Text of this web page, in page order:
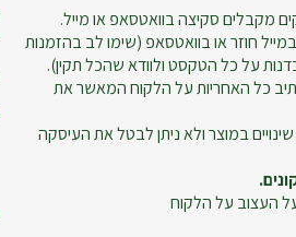
מקבלים סקיצה בוואטסאפ או מייל.
חוזר או בוואטסאפ (שימו לב בהזמנות
על כל הטקסט ולוודא שהכל תקין).
כל האחריות על הלקוח המאשר את
במוצר ולא ניתן לבטל את העיסקה
העצוב על הלקוח